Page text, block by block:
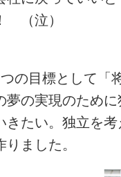
（泣）
の目標として
夢の実現のため
きたい。独立を
ました。